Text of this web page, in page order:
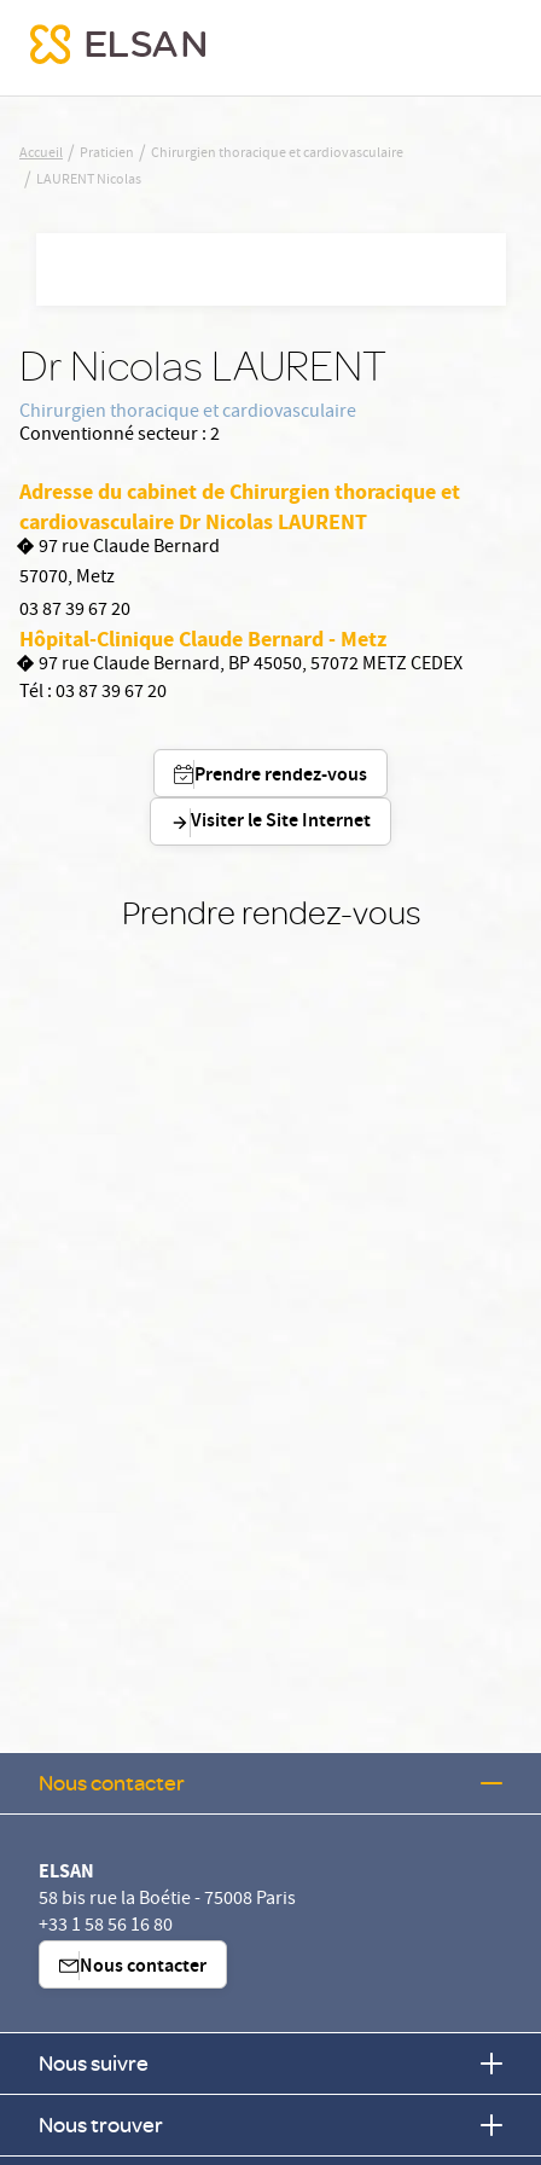
Nx:Aller
LAURENT Nicolas
Accueil / Praticien / Chirurgien thoracique et cardiovasculaire
/ LAURENT Nicolas
Dr Nicolas LAURENT
Chirurgien thoracique et cardiovasculaire
Conventionné secteur :2
Adresse du cabinet de Chirurgien thoracique et
cardiovasculaire Dr Nicolas LAURENT
97 rue Claude Bernard
57070, Metz
03 87 39 67 20
Hôpital-Clinique Claude Bernard - Metz
97 rue Claude Bernard, BP 45050, 57072 METZ CEDEX
Tél :03 87 39 67 20
Prendre rendez-vous
Visiter le Site Internet
Prendre rendez-vous
Nous contacter
ELSAN
58 bis rue la Boétie - 75008 Paris
+33 1 58 56 16 80
Nous contacter
Nous suivre
Nous trouver